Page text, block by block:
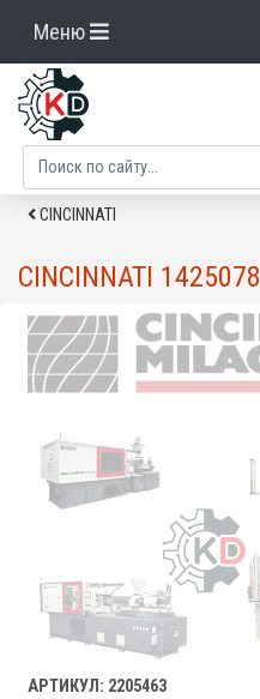
Меню
CINCINNATI
CINCINNATI 1425078
АРТИКУЛ: 2205463